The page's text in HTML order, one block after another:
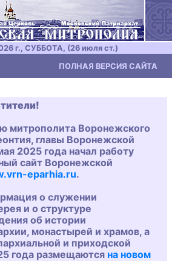
г., СУББОТА, (26 июля ст.)
ПОЛНАЯ ВЕРСИЯ САЙТА
митрополита Воронежского
главы Воронежской
2025 года начал работу
сайт Воронежской
eparhia.ru.
о служении
и о структуре
об истории
монастырей и храмов, а
и приходской
года размещаются на новом